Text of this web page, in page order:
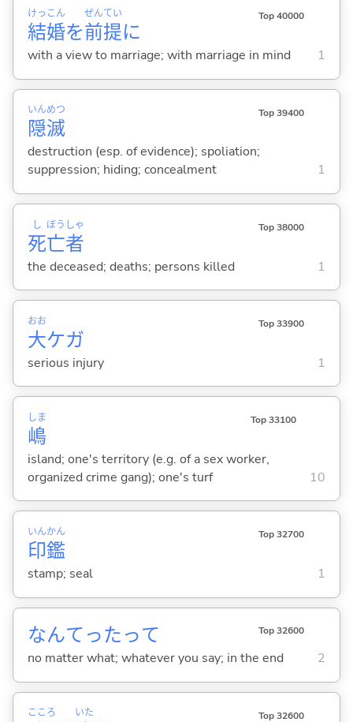
結
けっ
婚
こん
を前
ぜん
提
てい
に
Top 40000
with a view to marriage; with marriage in mind 1
隠
いん
滅
めつ Top 39400
destruction (esp. of evidence); spoliation;
suppression; hiding; concealment
1
死
し
亡
ぼう
者
しゃ Top 38000
the deceased; deaths; persons killed 1
大
おお
ケガ
Top 33900
serious injury 1
嶋
しま Top 33100
island; one's territory (e.g. of a sex worker,
organized crime gang); one's turf
10
印
いん
鑑
かん Top 32700
stamp; seal 1
なんてったって Top 32600
no matter what; whatever you say; in the end 2
こころ いた Top 32600